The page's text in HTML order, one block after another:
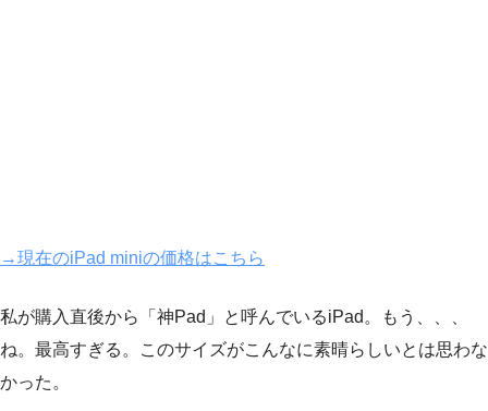
→現在のiPad miniの価格はこちら
私が購入直後から「神Pad」と呼んでいるiPad。もう、、、
ね。最高すぎる。このサイズがこんなに素晴らしいとは思わな
かった。